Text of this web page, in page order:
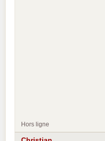
Hors ligne